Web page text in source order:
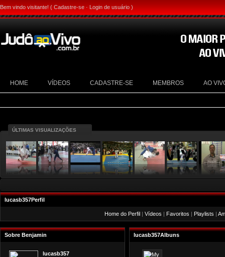
Bem vindo visitante! ( Cadastre-se · Login de usuário )
HOME VÍDEOS CADASTRE-SE MEMBROS AO
ÚLTIMAS VISUALIZAÇÕES
lucasb357Perfil
Home do Perfil| Vídeos | Favoritos | Playlists |
Sobre Benjamin
lucasb357
lucasb357Albuns